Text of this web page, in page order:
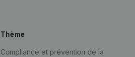
Thème
Compliance et prévention de la